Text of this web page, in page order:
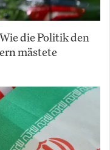
die Politik den
mästete